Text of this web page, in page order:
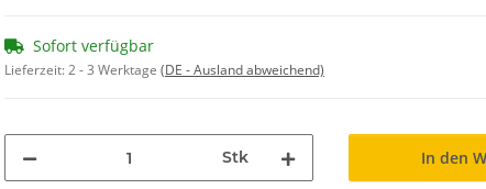
Sofort verfügbar
Lieferzeit:2 - 3 Werktage (DE - Ausland abweichend)
Stk In den